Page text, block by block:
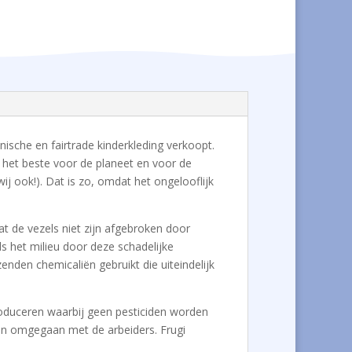
en fairtrade kinderkleding verkoopt.
beste voor de planeet en voor de
ook!). Dat is zo, omdat het ongelooflijk
de vezels niet zijn afgebroken door
het milieu door deze schadelijke
chemicaliën gebruikt die uiteindelijk
waarbij geen pesticiden worden
omgegaan met de arbeiders. Frugi